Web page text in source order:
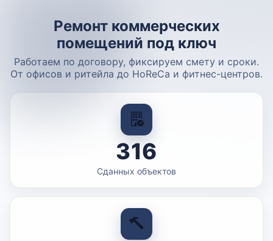
Ремонт коммерческих
помещений под ключ
Работаем по договору, фиксируем смету и сроки.
От офисов и ритейла до HoReCa и фитнес-центров.
316
Сданных объектов